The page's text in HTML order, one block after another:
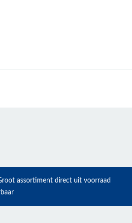
assortiment direct uit voorraad